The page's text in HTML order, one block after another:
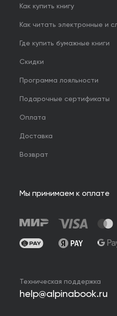
Как купить книгу
Как читать электронные и
Где купить бумажные книги
Скидки
Программа лояльности
Подарочные сертификаты
Оплата
Доставка
Возврат
Мы принимаем к оплате
Техническая поддержка
help@alpinabook.ru